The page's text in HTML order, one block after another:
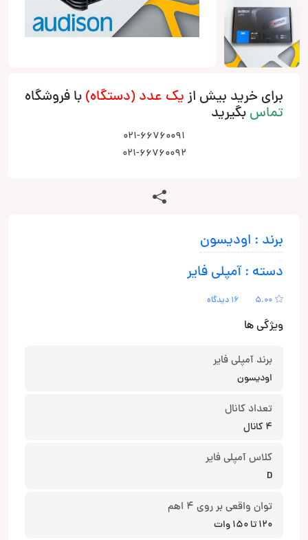
برای خرید بیش ازیک عدد (دستگاه)با فروشگاه
تماسبگیرید
021-66760091
021-66760092
برند : اودیسون
دسته : آمپلی فایر
5.00 16 دیدگاه
ویژگی ها
برند آمپلی فایر
اودیسون
تعداد کانال
4 کانال
کلاس آمپلی فایر
D
توان واقعی بر روی 4 اهم
120 تا 150 وات